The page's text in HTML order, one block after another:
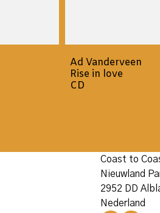
Ad Vanderveen
Rise in love
CD
Coast to
Nieuwland
2952 DD
Nederland